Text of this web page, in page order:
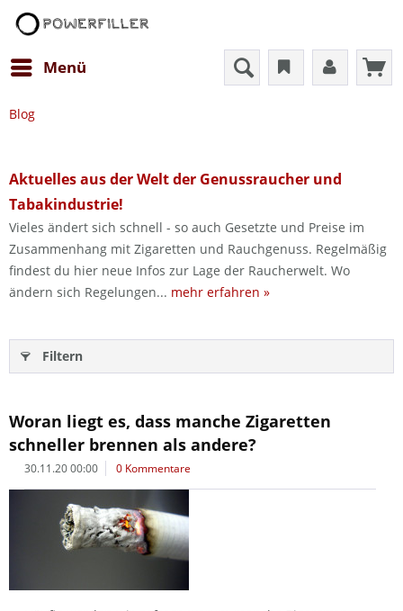
Menü
Blog
Aktuelles aus der Welt der Genussraucher und
Tabakindustrie!
Vieles ändert sich schnell - so auch Gesetzte und Preise im
Zusammenhang mit Zigaretten und Rauchgenuss. Regelmäßig
findest du hier neue Infos zur Lage der Raucherwelt. Wo
ändern sich Regelungen... mehr erfahren »
Filtern
Woran liegt es, dass manche Zigaretten
schneller brennen als andere?
30.11.20 00:00 0 Kommentare